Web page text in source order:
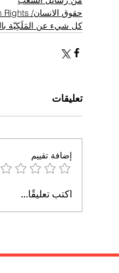
حقوق الانسان/ Human Rights
كل شيء عن المَلَكِيّة
تعليقات
إضافة تقييم
اكتب تعليقًا...